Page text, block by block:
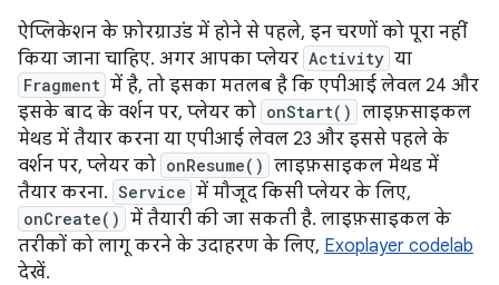
ऐप्लिकेशन के फ़ोरग्राउंड में होने से पहले, इन चरणों को पूरा नहीं
किया जाना चाहिए. अगर आपका प्लेयर Activity या
Fragment में है, तो इसका मतलब है कि एपीआई लेवल 24 और
इसके बाद के वर्शन पर, प्लेयर को onStart() लाइफ़साइकल
मेथड में तैयार करना या एपीआई लेवल 23 और इससे पहले के
वर्शन पर, प्लेयर को onResume() लाइफ़साइकल मेथड में
तैयार करना. Service में मौजूद किसी प्लेयर के लिए,
onCreate() में तैयारी की जा सकती है. लाइफ़साइकल के
तरीकों को लागू करने के उदाहरण के लिए, Exoplayer codelab
देखें.